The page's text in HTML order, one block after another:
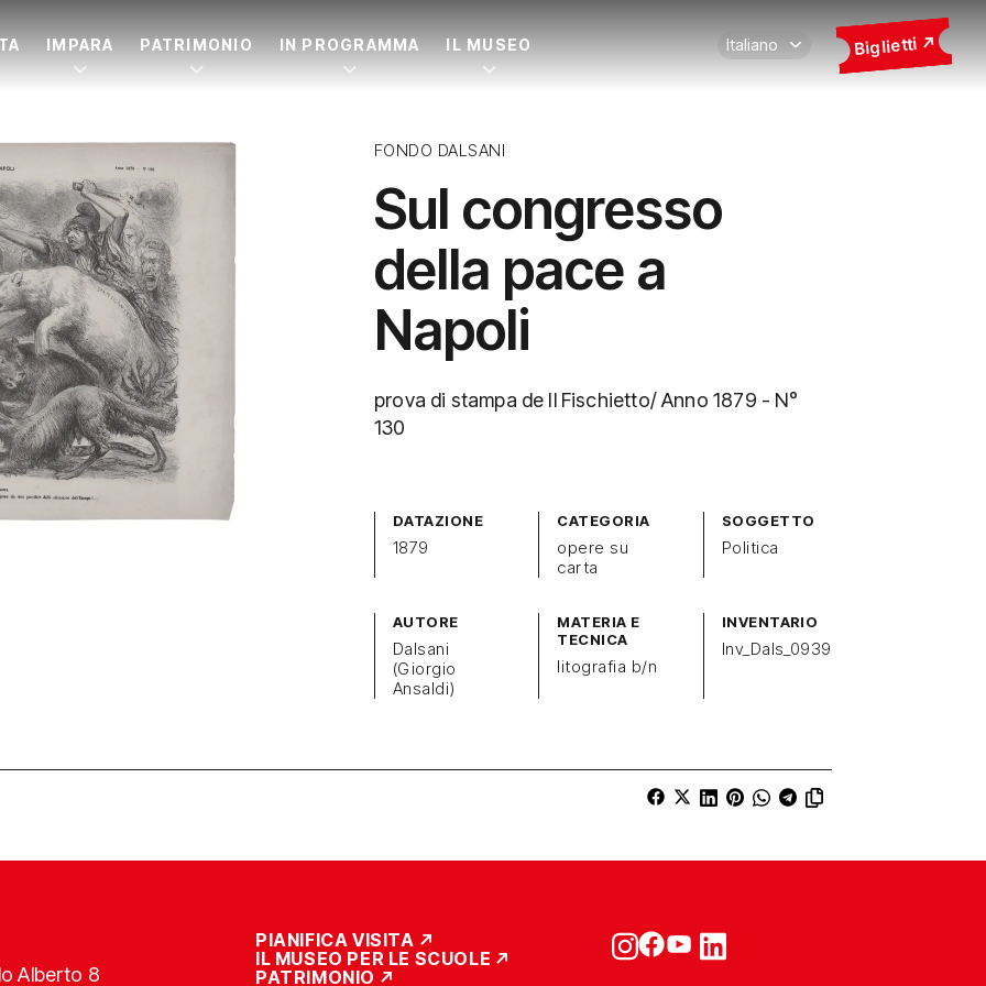
IMPARA PATRIMONIO IN PROGRAMMA IL MUSEO Biglietti
FONDO DALSANI
Sul congresso
della pace a
Napoli
prova di stampa de Il Fischietto/ Anno 1879 - N°
130
DATAZIONE
1879
CATEGORIA
opere su
carta
SOGGETTO
Politica
AUTORE
Dalsani
(Giorgio
Ansaldi)
MATERIA E
TECNICA
litografia b/n
INVENTARIO
Inv_Dals_0939
Alberto 8
PIANIFICA VISITA
IL MUSEO PER LE SCUOLE
PATRIMONIO